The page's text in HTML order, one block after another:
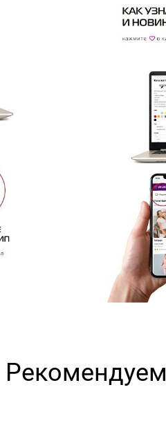
Рекомендуем